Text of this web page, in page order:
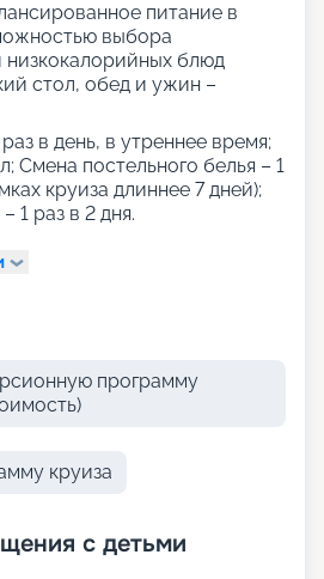
питание в
выбора
низкокалорийных блюд
стол, обед и ужин –
в день, в утреннее время;
Смена постельного белья – 1
круиза длиннее 7 дней);
1 раз в 2 дня.
программу
круиза
с детьми